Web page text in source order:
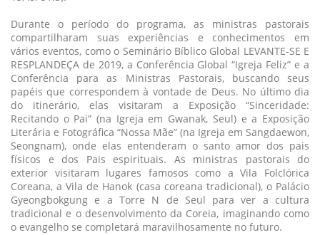
Durante o período do programa, as ministras pastorais
compartilharam suas experiências e conhecimentos em
vários eventos, como o Seminário Bíblico Global LEVANTE-SE E
RESPLANDEÇA de 2019, a Conferência Global “Igreja Feliz” e a
Conferência para as Ministras Pastorais, buscando seus
papéis que correspondem à vontade de Deus. No último dia
do itinerário, elas visitaram a Exposição “Sinceridade:
Recitando o Pai” (na Igreja em Gwanak, Seul) e a Exposição
Literária e Fotográfica “Nossa Mãe” (na Igreja em Sangdaewon,
Seongnam), onde elas entenderam o santo amor dos pais
físicos e dos Pais espirituais. As ministras pastorais do
exterior visitaram lugares famosos como a Vila Folclórica
Coreana, a Vila de Hanok (casa coreana tradicional), o Palácio
Gyeongbokgung e a Torre N de Seul para ver a cultura
tradicional e o desenvolvimento da Coreia, imaginando como
o evangelho se completará maravilhosamente no futuro.